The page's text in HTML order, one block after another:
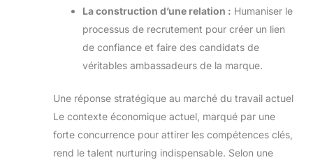
La construction d’une relation : Humaniser le
processus de recrutement pour créer un lien
de confiance et faire des candidats de
véritables ambassadeurs de la marque.
Une réponse stratégique au marché du travail actuel
Le contexte économique actuel, marqué par une
forte concurrence pour attirer les compétences clés,
rend le talent nurturing indispensable. Selon une